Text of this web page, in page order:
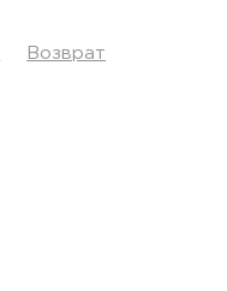
Возврат